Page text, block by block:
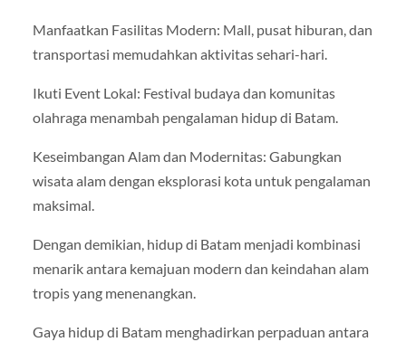
Manfaatkan Fasilitas Modern: Mall, pusat hiburan, dan
transportasi memudahkan aktivitas sehari-hari.
Ikuti Event Lokal: Festival budaya dan komunitas
olahraga menambah pengalaman hidup di Batam.
Keseimbangan Alam dan Modernitas: Gabungkan
wisata alam dengan eksplorasi kota untuk pengalaman
maksimal.
Dengan demikian, hidup di Batam menjadi kombinasi
menarik antara kemajuan modern dan keindahan alam
tropis yang menenangkan.
Gaya hidup di Batam menghadirkan perpaduan antara